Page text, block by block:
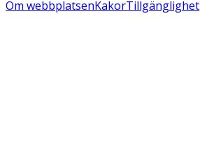
Om webbplatsenKakorTillgänglighet